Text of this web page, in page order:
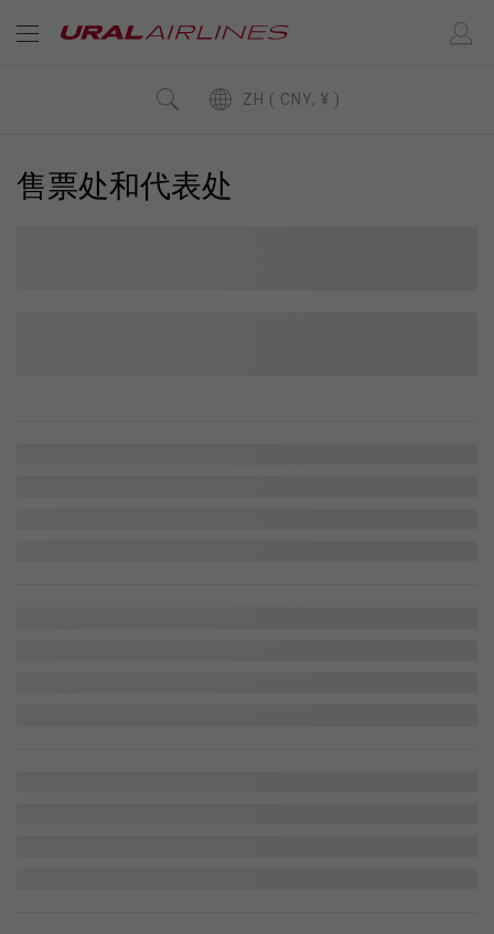
ZH ( CNY, ¥ )
售票处和代表处